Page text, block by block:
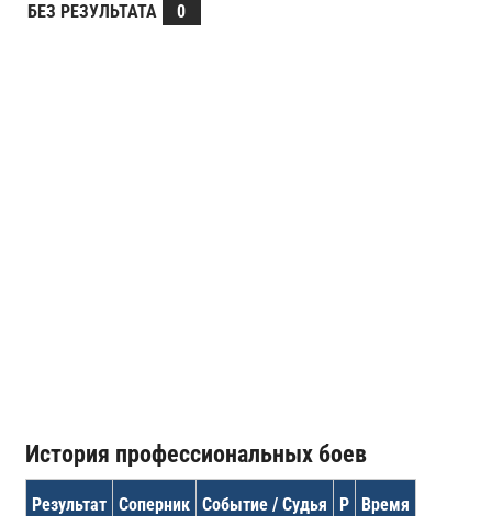
БЕЗ РЕЗУЛЬТАТА
0
История профессиональных боев
Результат Соперник Событие / Судья Р Время